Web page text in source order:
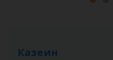
Казеин